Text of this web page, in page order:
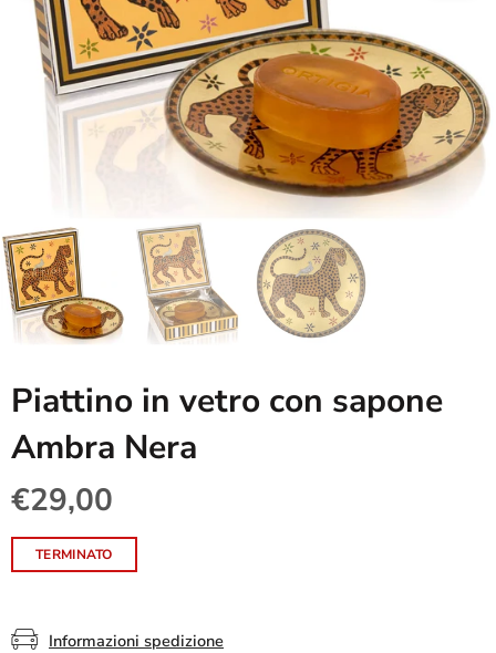
Piattino in vetro con sapone
Ambra Nera
€29,00
TERMINATO
Informazioni spedizione